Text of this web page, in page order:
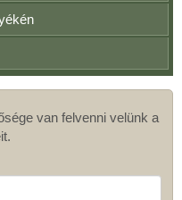
van felvenni velünk a